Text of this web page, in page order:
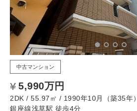
中古マンション
5,990万円
2DK / 55.97㎡ / 1990年10月（築35年）
銀座線浅草駅 徒歩4分